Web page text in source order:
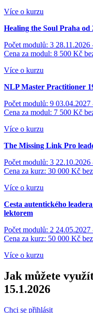
Více o kurzu
Healing the Soul Praha od
Počet modulů: 3 28.11.2026
Cena za modul: 8 500 Kč
Více o kurzu
NLP Master Practitioner
Počet modulů: 9 03.04.2027
Cena za modul: 7 500 Kč
Více o kurzu
The Missing Link Pro
Počet modulů: 3 22.10.2026
Cena za kurz: 30 000 Kč
Více o kurzu
Cesta autentického
lektorem
Počet modulů: 2 24.05.2027
Cena za kurz: 50 000 Kč
Více o kurzu
Jak můžete
15.1.2026
Chci se přihlásit